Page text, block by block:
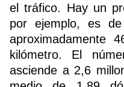
el tráfico. Hay un
por ejemplo, es
aproximadamente
kilómetro. El
asciende a 2,6